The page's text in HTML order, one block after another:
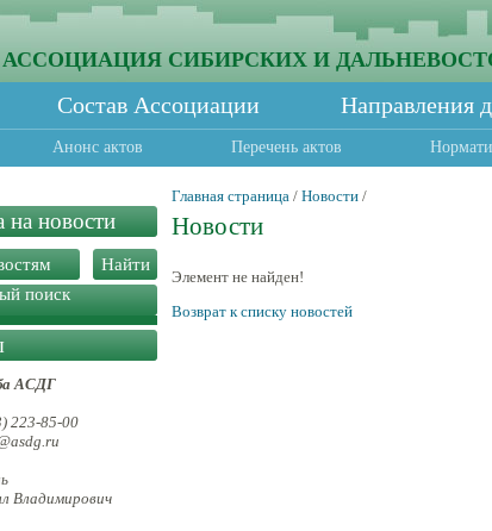
АССОЦИАЦИЯ СИБИРСКИХ И
Состав Ассоциации Направления
Анонс актов Перечень актов
на новости
поиск
АСДГ
223-85-00
Владимирович
Главная страница / Новости /
Новости
Элемент не найден!
Возврат к списку новостей